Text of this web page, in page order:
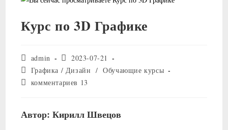
Курс по 3D Графике
Автор
записи:
admin
Запись
опубликована:
2023-07-21
Рубрика
записи:
Графика / Дизайн / Обучающие курсы
Комментарии
комментариев 13
Автор: Кирилл Швецов